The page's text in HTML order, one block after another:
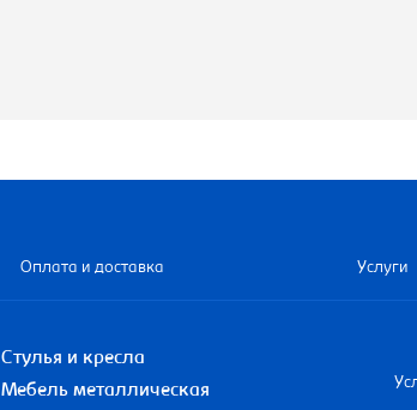
Оплата и доставка Услуги
Стулья и кресла
Мебель металлическая